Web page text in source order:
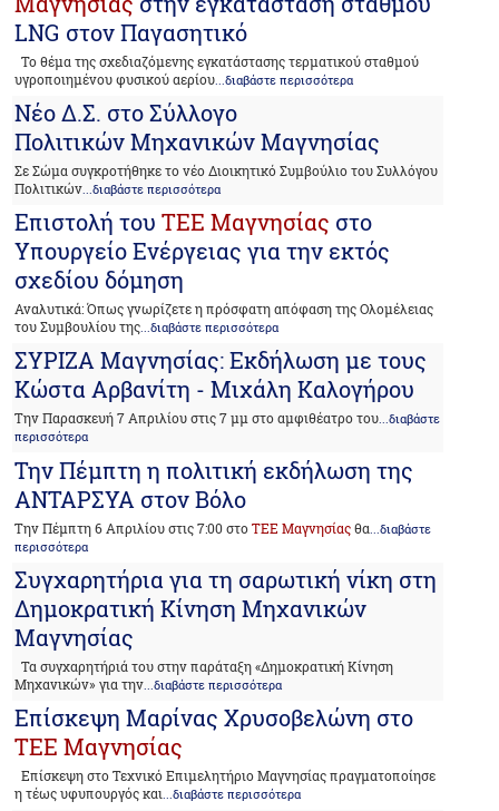
LNG στον Παγασητικό
To θέμα της σχεδιαζόμενης εγκατάστασης τερματικού σταθμού
υγροποιημένου φυσικού αερίου ...διαβάστε περισσότερα
Νέο Δ.Σ. στο Σύλλογο
Πολιτικών Μηχανικών Μαγνησίας
Σε Σώμα συγκροτήθηκε το νέο Διοικητικό Συμβούλιο του Συλλόγου
Πολιτικών...διαβάστε περισσότερα
Επιστολή τουΤΕΕ Μαγνησίας στο
Υπουργείο Ενέργειας για την εκτός
σχεδίου δόμηση
Αναλυτικά: Όπως γνωρίζετε η πρόσφατη απόφαση της Ολομέλειας
του Συμβουλίου της...διαβάστε περισσότερα
ΣΥΡΙΖΑ Μαγνησίας: Εκδήλωση με τους
Κώστα Αρβανίτη - Μιχάλη Καλογήρου
Την Παρασκευή 7 Απριλίου στις 7 μμ στο αμφιθέατρο του...διαβάστε
περισσότερα
Την Πέμπτη η πολιτική εκδήλωση της
ΑΝΤΑΡΣΥΑ στον Βόλο
Tην Πέμπτη 6 Απριλίου στις 7:00 στοΤΕΕ Μαγνησίαςθα ...διαβάστε
περισσότερα
Συγχαρητήρια για τη σαρωτική νίκη στη
Δημοκρατική Κίνηση Μηχανικών
Μαγνησίας
Τα συγχαρητήριά του στην παράταξη «Δημοκρατική Κίνηση
Μηχανικών» για την...διαβάστε περισσότερα
Επίσκεψη Μαρίνας Χρυσοβελώνη στο
ΤΕΕ Μαγνησίας
Επίσκεψη στο Τεχνικό Επιμελητήριο Μαγνησίας πραγματοποίησε
η τέως υφυπουργός και...διαβάστε περισσότερα